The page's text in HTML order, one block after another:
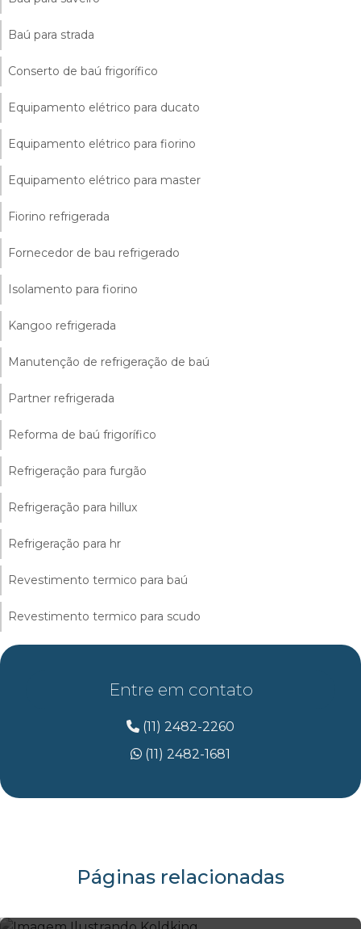
Baú para strada
Conserto de baú frigorífico
Equipamento elétrico para ducato
Equipamento elétrico para fiorino
Equipamento elétrico para master
Fiorino refrigerada
Fornecedor de bau refrigerado
Isolamento para fiorino
Kangoo refrigerada
Manutenção de refrigeração de baú
Partner refrigerada
Reforma de baú frigorífico
Refrigeração para furgão
Refrigeração para hillux
Refrigeração para hr
Revestimento termico para baú
Revestimento termico para scudo
Entre em contato
(11) 2482-2260
(11) 2482-1681
Páginas relacionadas